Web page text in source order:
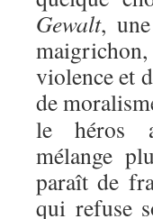
Gewalt,
violence et
de
le héros
mélange
paraît de
qui refuse